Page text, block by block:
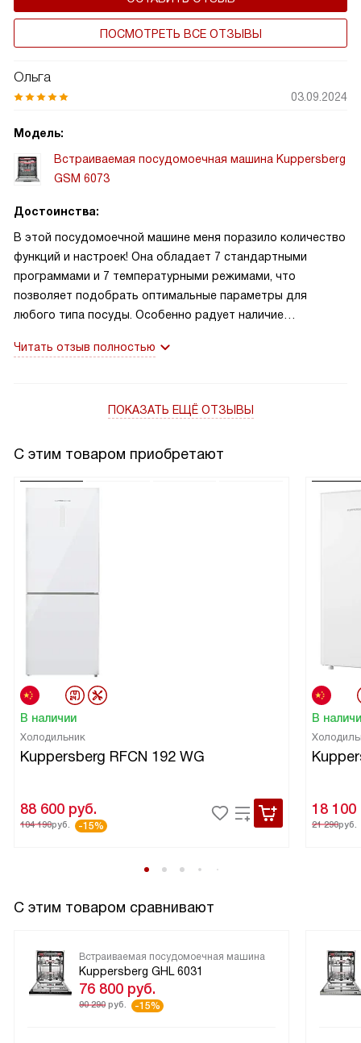
вручную.
ПОСМОТРЕТЬ ВСЕ ОТЗЫВЫ
Ольга
03.09.2024
Модель:
Встраиваемая посудомоечная машина Kuppersberg
GSM 6073
Достоинства:
В этой посудомоечной машине меня поразило количество
функций и настроек! Она обладает 7 стандартными
программами и 7 температурными режимами, что
позволяет подобрать оптимальные параметры для
любого типа посуды. Особенно радует наличие
воду и электроэнергию. Кроме того, мне очень нравится,
немного, но хочется, чтобы она была чистой.
Читать отзыв полностью
ПОКАЗАТЬ ЕЩЁ ОТЗЫВЫ
С этим товаром приобретают
В наличии
Холодильник
Kuppersberg RFCN 192 WG
88 600 руб.
104 190руб. -15%
В
18 100
21 290руб.
С этим товаром сравнивают
Встраиваемая посудомоечная машина
Kuppersberg GHL 6031
76 800 руб.
90 290 руб. -15%